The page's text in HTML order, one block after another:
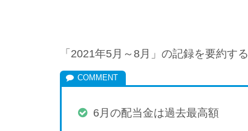
「2021年5月～8月」の記録を要約す
6月の配当金は過去最高額